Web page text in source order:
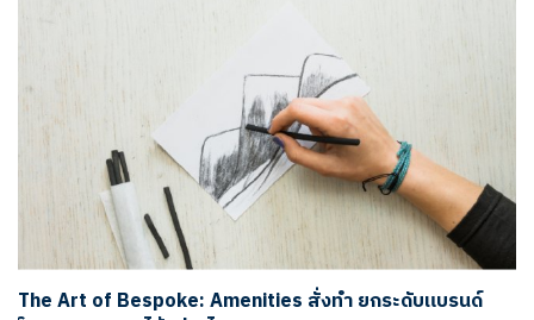
The Art of Bespoke: Amenities สั่งทำ ยกระดับแบรนด์